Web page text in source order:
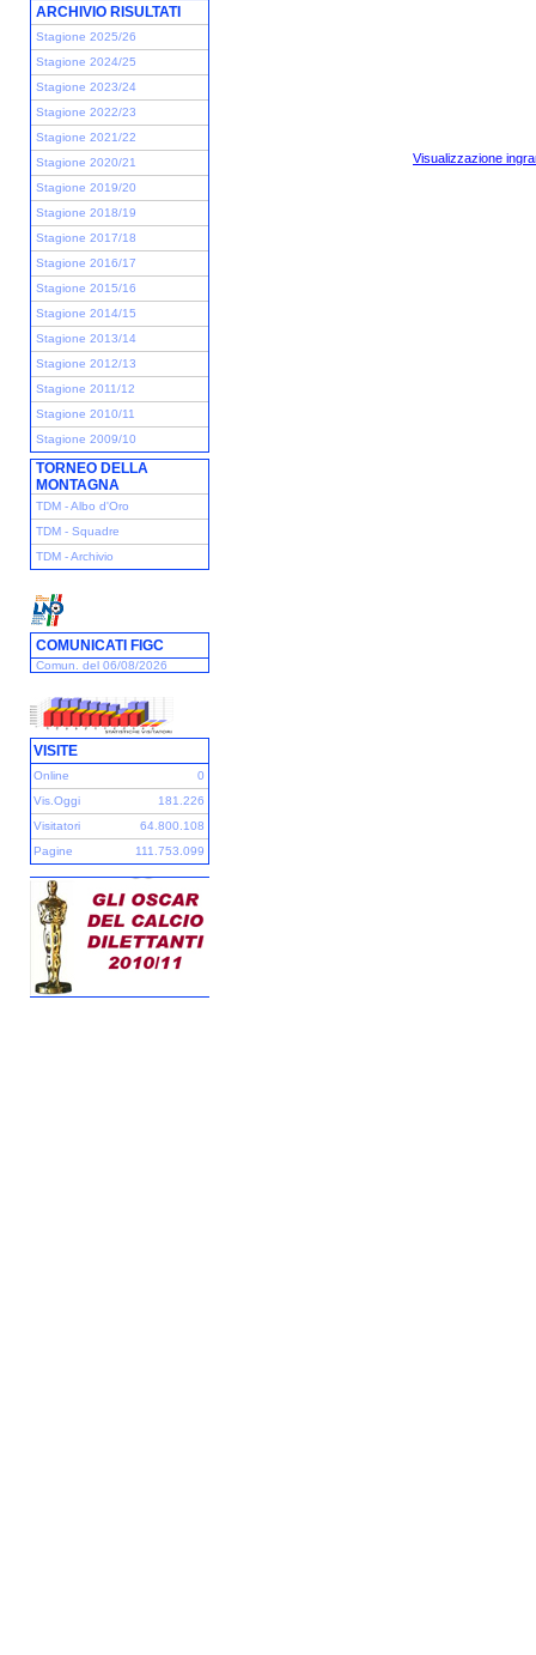
ARCHIVIO RISULTATI
Stagione 2025/26
Stagione 2024/25
Stagione 2023/24
Stagione 2022/23
Stagione 2021/22
Stagione 2020/21
Stagione 2019/20
Stagione 2018/19
Stagione 2017/18
Stagione 2016/17
Stagione 2015/16
Stagione 2014/15
Stagione 2013/14
Stagione 2012/13
Stagione 2011/12
Stagione 2010/11
Stagione 2009/10
TORNEO DELLA
MONTAGNA
TDM - Albo d'Oro
TDM - Squadre
TDM - Archivio
COMUNICATI FIGC
Comun. del 06/08/2026
VISITE
Online
0
Vis.Oggi
181.226
Visitatori
64.800.108
Pagine
111.753.099
Visualizzazione